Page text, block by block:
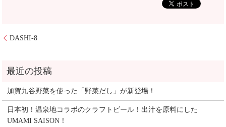
DASHI-8
加賀九谷野菜を使った「野菜だし」が新登場！
日本初！温泉地コラボのクラフトビール！出汁を原料にした
UMAMI SAISON！